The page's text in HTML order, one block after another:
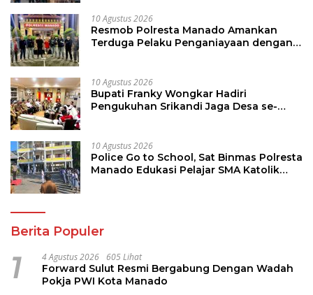
10 Agustus 2026
Resmob Polresta Manado Amankan
Terduga Pelaku Penganiayaan dengan
10 Agustus 2026
Bupati Franky Wongkar Hadiri
Pengukuhan Srikandi Jaga Desa se-
10 Agustus 2026
Police Go to School, Sat Binmas Polresta
Manado Edukasi Pelajar SMA Katolik
Berita Populer
1 4 Agustus 2026 605 Lihat
Forward Sulut Resmi Bergabung Dengan Wadah
Pokja PWI Kota Manado